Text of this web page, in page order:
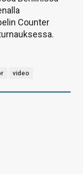
Counter
video